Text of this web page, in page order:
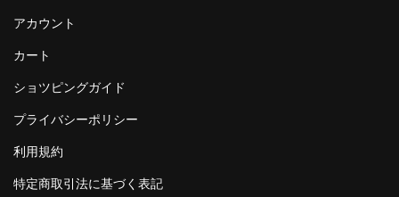
アカウント
カート
ショツピングガイド
プライバシーポリシー
利用規約
特定商取引法に基づく表記